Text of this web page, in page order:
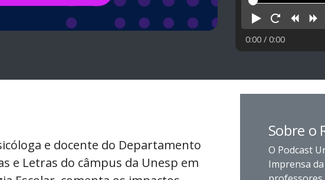
Reproduzir
Reiniciar
0:00/ 0:00
e docente do Departamento
e Letras do câmpus da Unesp em
Sobre o
O Podcast
Imprensa